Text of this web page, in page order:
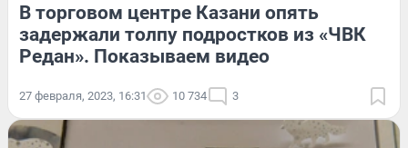
В торговом центре Казани опять
задержали толпу подростков из «ЧВК
Редан». Показываем видео
27 февраля, 2023, 16:31 10 734 3